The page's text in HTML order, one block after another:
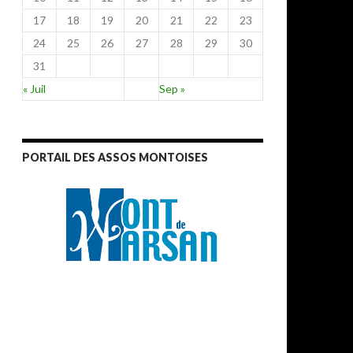
17
18 19 20 21 22
23
24
25 26 27 28 29
30
31
« Juil
Sep »
PORTAIL DES ASSOS MONTOISES